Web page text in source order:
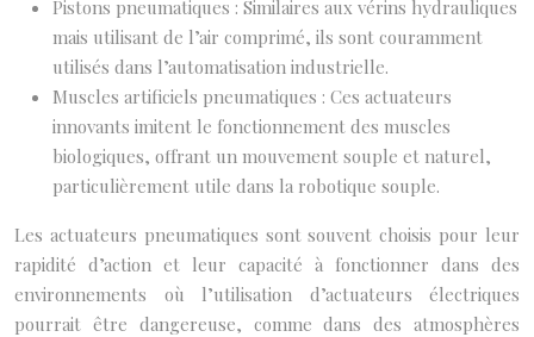
Pistons pneumatiques : Similaires aux vérins hydrauliques
mais utilisant de l’air comprimé, ils sont couramment
utilisés dans l’automatisation industrielle.
Muscles artificiels pneumatiques : Ces actuateurs
innovants imitent le fonctionnement des muscles
biologiques, offrant un mouvement souple et naturel,
particulièrement utile dans la robotique souple.
Les actuateurs pneumatiques sont souvent choisis pour leur
rapidité d’action et leur capacité à fonctionner dans des
environnements où l’utilisation d’actuateurs électriques
pourrait être dangereuse, comme dans des atmosphères